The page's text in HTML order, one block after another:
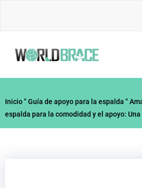
Inicio" Guía de apoyo para la espalda "
espalda para la comodidad y el apoyo: